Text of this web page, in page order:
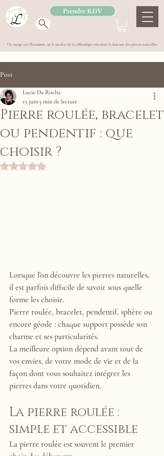
Prendre RDV
Un voyage vers l'harmonie, où le toucher de la réflexologie rencontre la douceur des pierres naturelles
Post
Pierre roulée, bracelet
ou pendentif : que
choisir ?
Lucie Da Rocha
15 juin3 min de lecture
Noté NaN étoiles sur 5.
Lorsque l'on découvre les pierres naturelles,
il est parfois difficile de savoir sous quelle
forme les choisir.
Pierre roulée, bracelet, pendentif, sphère ou
encore géode : chaque support possède son
charme et ses particularités.
La meilleure option dépend avant tout de
vos envies, de votre mode de vie et de la
façon dont vous souhaitez intégrer les
pierres dans votre quotidien.
La pierre roulée :
simple et accessible
La pierre roulée est souvent le premier